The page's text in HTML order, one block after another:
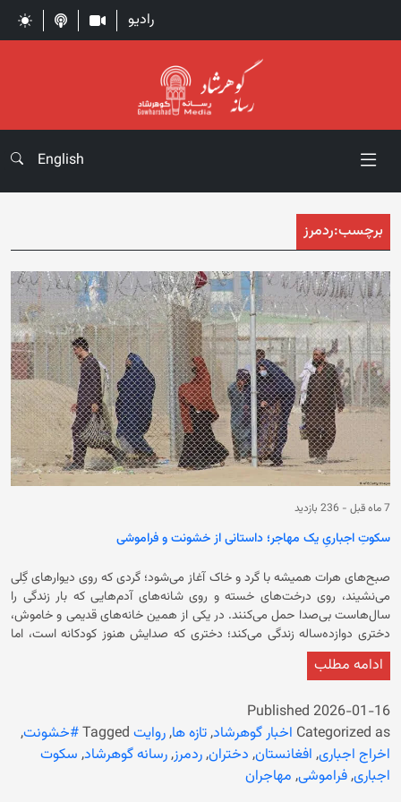
رادیو
English
برچسب:ردمرز
7 ماه قبل - 236 بازدید
سکوتِ اجباریِ یک مهاجر؛ داستانی از خشونت و فراموشی
صبح‌های هرات همیشه با گرد و خاک آغاز می‌شود؛ گردی که روی دیوارهای گِلی
می‌نشیند، روی درخت‌های خسته و روی شانه‌های آدم‌هایی که بار زندگی را
سال‌هاست بی‌صدا حمل می‌کنند. در یکی از همین خانه‌های قدیمی و خاموش،
دختری دوازده‌ساله زندگی می‌کند؛ دختری که صدایش هنوز کودکانه است، اما
چشم‌هایش دیگر چیزی از کودکی نمی‌دانند. نامش را «ریحانه» بگذاریم؛ نامی که
خودش هم دیگر به آن دل‌خوش نیست، چون حس می‌کند آن ریحانه‌ی کوچکِ
پیش در حاشیه‌ی یکی از شهرهای ایران زندگی می‌کرد؛ نه در خانه‌ای امن، نه در
محله‌ای آرام. پدرش کارگر ساختمانی بود، مادرش خانه‌دار و خود او دختری که
رؤیای مکتب رفتن را در دل نگه می‌داشت، حتی وقتی می‌دانست «اتباع» بودن
یعنی همیشه یک قدم عقب‌تر ایستادن. ریحانه مکتب نمی‌رفت، اما هر روز وقتی
کودکان همسایه با کیف‌های رنگی از کوچه می‌گذشتند، تا دیر وقت به دفترچه‌ی
ادامه مطلب
Published 2026-01-16
Categorized as اخبار گوهرشاد,تازه ها,روایت Tagged#خشونت,
اخراج اجباری, افغانستان, دختران,ردمرز,رسانه گوهرشاد, سکوت
اجباری,فراموشی, مهاجران